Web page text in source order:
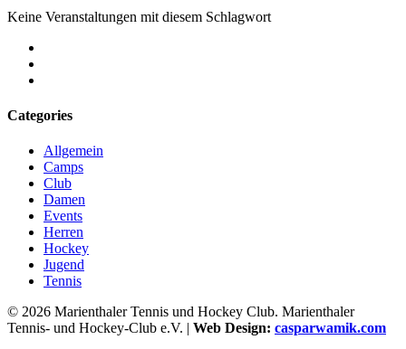
Keine Veranstaltungen mit diesem Schlagwort
Categories
Allgemein
Camps
Club
Damen
Events
Herren
Hockey
Jugend
Tennis
© 2026 Marienthaler Tennis und Hockey Club. Marienthaler
Tennis- und Hockey-Club e.V. | Web Design: casparwamik.com